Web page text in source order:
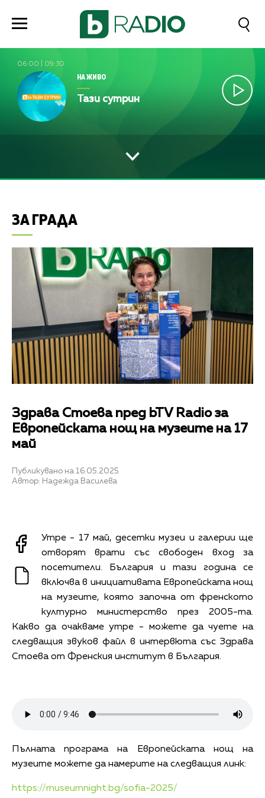
06:00 09:30
НА ЖИВО
Тази сутрин
ЗА ГРАДА
Здрава Стоева пред bTV Radio за
Европейската нощ на музеите на 17
май
Публикувано на 16.05.2025
Автор: Надежда Василева
Утре - 17 май, десетки музеи и галерии ще
отворят врати със свободен вход за
посетители. България и тази година се
включва в инициативата Европейската нощ
на музеите, която започна от френското
културно министерство през 2005-та.
Какво да очакваме утре - можете да чуете на
следващия звуков файл в интервюта със Здрава
Стоева от Френския институт в България.
Пълната програма на Европейската нощ на
музеите можете да намерите на следващия линк:
https://museumnight.bg/sofia-2025/